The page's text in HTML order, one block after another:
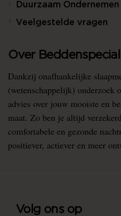
Duurzaam Ondernemen
Veelgestelde vragen
Over
Dankzij onafhankelijke
(wetenschappelijk) onderzoek
advies over jouw mooiste en
maat. Zo ben je altijd
comfortabele en gezonde
positiever, actiever en meer
Volg ons op